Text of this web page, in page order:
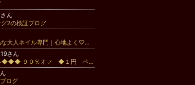
ん
2の検証ブログ
シンプル上品な大人ネイル専門｜心地よく♡自分らしく｜さくら市Gurajuグラージュ
さん
◆閉店セール◆◆◆ ９０％オフ ◆１円 ペルシャ絨毯◆
ログ